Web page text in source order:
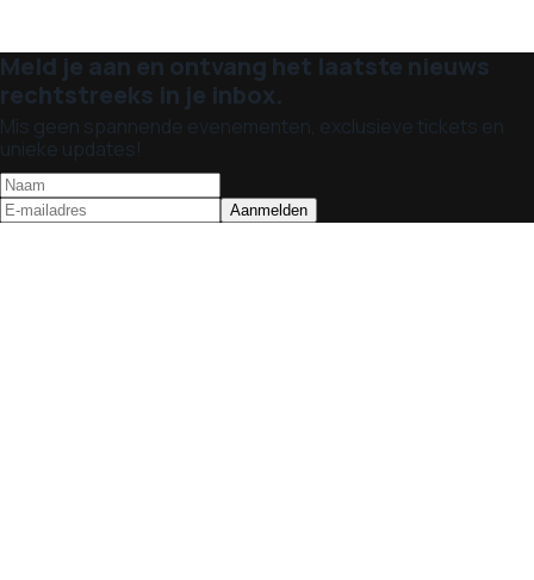
Meld je aan en ontvang het laatste nieuws
rechtstreeks in je inbox.
Mis geen spannende evenementen, exclusieve tickets en
unieke updates!